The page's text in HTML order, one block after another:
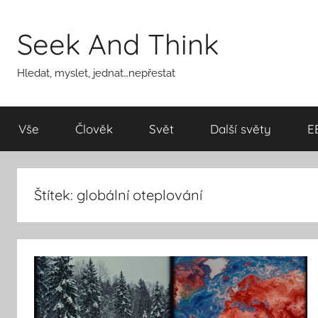
obsahu
Seek And Think
Hledat, myslet, jednat…nepřestat
Vše Člověk Svět Další světy
Štítek: globální oteplování